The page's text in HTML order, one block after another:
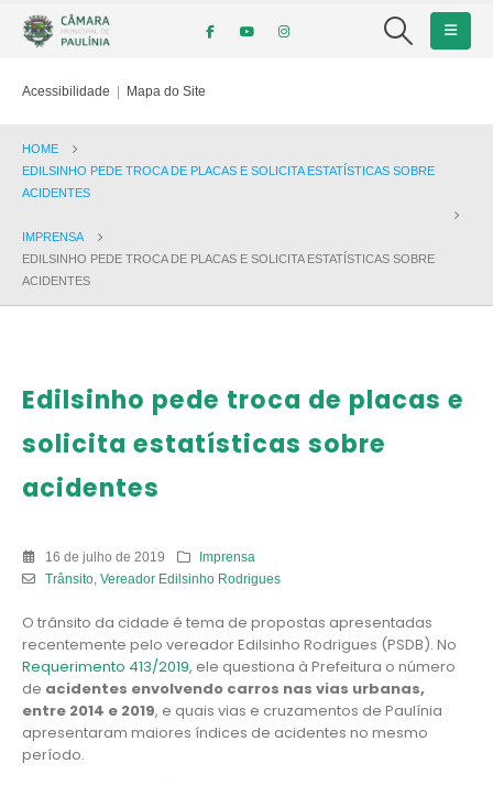
Acessibilidade | Mapa do Site
HOME
EDILSINHO PEDE TROCA DE PLACAS E SOLICITA ESTATÍSTICAS SOBRE
ACIDENTES
IMPRENSA
EDILSINHO PEDE TROCA DE PLACAS E SOLICITA ESTATÍSTICAS SOBRE
ACIDENTES
Edilsinho pede troca de placas e
solicita estatísticas sobre
acidentes
16 de julho de 2019
Imprensa
Trânsito, Vereador Edilsinho Rodrigues
O trânsito da cidade é tema de propostas apresentadas
recentemente pelo vereador Edilsinho Rodrigues (PSDB). No
Requerimento 413/2019, ele questiona à Prefeitura o número
de acidentes envolvendo carros nas vias urbanas,
entre 2014 e 2019, e quais vias e cruzamentos de Paulínia
apresentaram maiores índices de acidentes no mesmo
período.